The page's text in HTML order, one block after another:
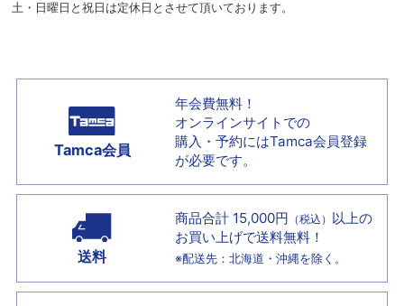
土・日曜日と祝日は定休日とさせて頂いております。
Tamca会員
年会費無料！
オンラインサイトでの
購入・予約にはTamca会員登録
が必要です。
送料
商品合計 15,000円 （税込） 以上の
お買い上げで送料無料！
※配送先：北海道・沖縄を除く。